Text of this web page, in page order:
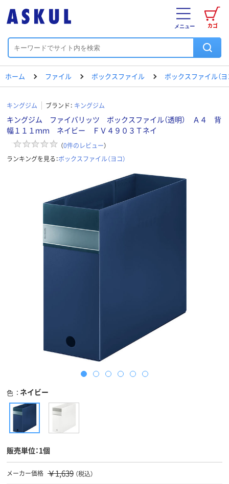
カゴ
メニュー
ホーム ファイル ボックスファイル ボックスファイル（ヨ
キングジム ブランド： キングジム
キングジム ファイバリッツ ボックスファイル（透明） Ａ４ 背
幅１１１ｍｍ ネイビー ＦＶ４９０３Ｔネイ
（0件のレビュー）
ランキングを見る：ボックスファイル（ヨコ）
色 ネイビー
販売単位：1個
メーカー価格 ￥1,639 （税込）